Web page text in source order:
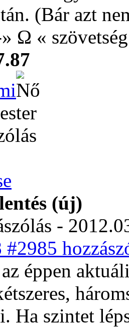
(Bár azt
Ω « szövetség
(új)
-
éppen
Ha szintet